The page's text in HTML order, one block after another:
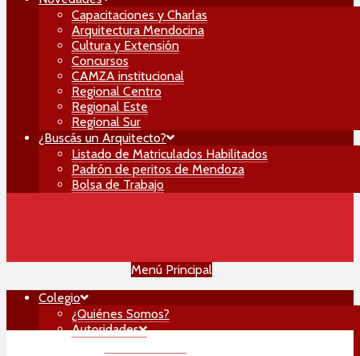
Capacitaciones y Charlas
Arquitectura Mendocina
Cultura y Extensión
Concursos
CAMZA institucional
Regional Centro
Regional Este
Regional Sur
¿Buscás un Arquitecto?
Listado de Matriculados Habilitados
Padrón de peritos de Mendoza
Bolsa de Trabajo
Menú Principal
Colegio
¿Quiénes Somos?
Autoridades